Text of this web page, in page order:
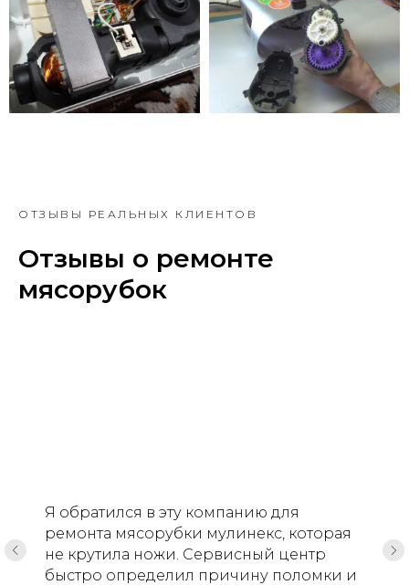
ОТЗЫВЫ РЕАЛЬНЫХ КЛИЕНТОВ
Отзывы о ремонте
мясорубок
Я обратился в эту компанию для
ремонта мясорубки мулинекс, которая
не крутила ножи. Сервисный центр
быстро определил причину поломки и